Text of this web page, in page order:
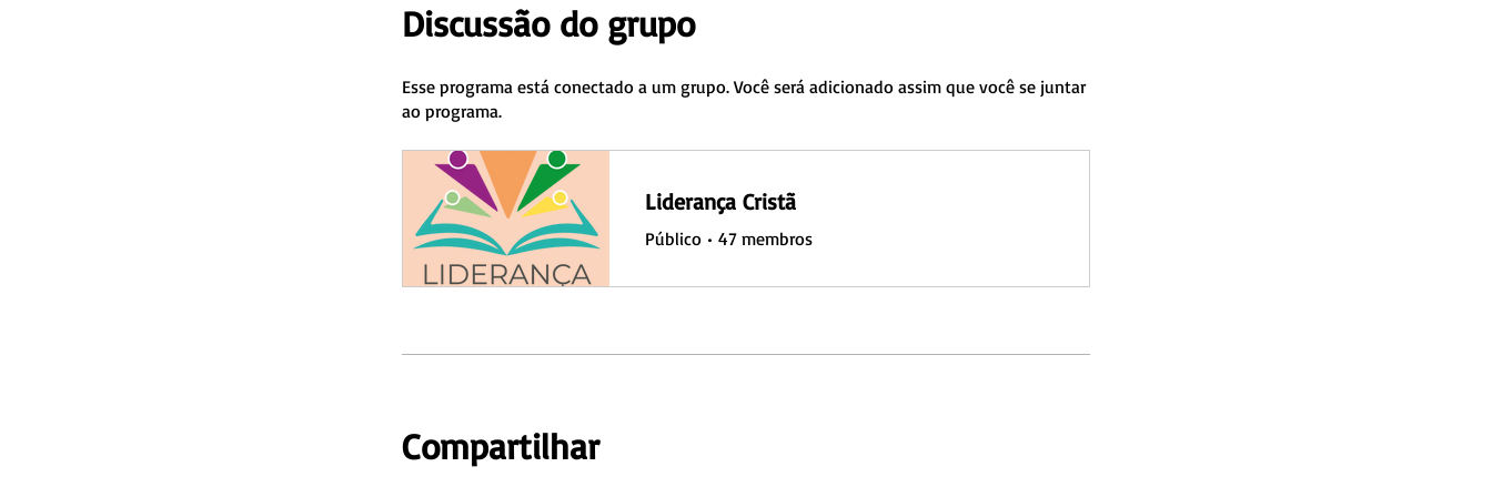
Discussão do grupo
Esse programa está conectado a um grupo. Você será adicionado assim que você se juntar
ao programa.
Liderança Cristã
Público • 47 membros
Compartilhar